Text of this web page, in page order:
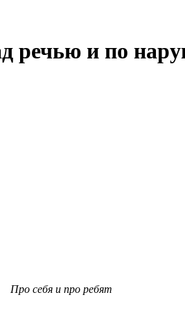
речью и по
Про себя и про ребят